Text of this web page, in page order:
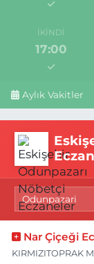
İKINDI
17:00
Aylık Vakitler
Nar Çiçeği
KIRMIZITOPRAK